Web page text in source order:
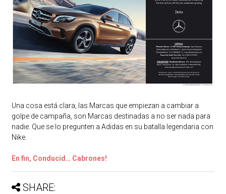
Una cosa está clara, las Marcas que empiezan a cambiar a
golpe de campaña, son Marcas destinadas a no ser nada para
nadie. Que se lo pregunten a Adidas en su batalla legendaria con
Nike.
En fin, Conducid… Cabrones!
SHARE: